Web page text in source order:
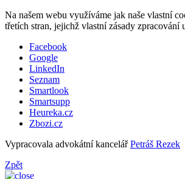
Na našem webu využíváme jak naše vlastní
třetích stran, jejichž vlastní zásady zpracování
Facebook
Google
LinkedIn
Seznam
Smartlook
Smartsupp
Heureka.cz
Zbozi.cz
Vypracovala advokátní kancelářPetráš Rezek
Zpět